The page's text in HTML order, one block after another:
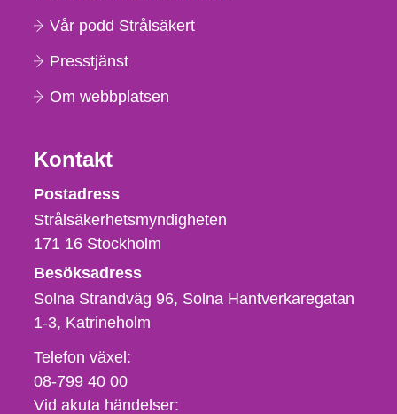
Vår podd Strålsäkert
Presstjänst
Om webbplatsen
Kontakt
Strålsäkerhetsmyndigheten
Postadress
Strålsäkerhetsmyndigheten
171 16 Stockholm
Besöksadress
Solna Strandväg 96, Solna Hantverkaregatan
1-3 Katrineholm
Telefon,
fax
och
Telefon växel:
08-799 40 00
Vid akuta händelser: